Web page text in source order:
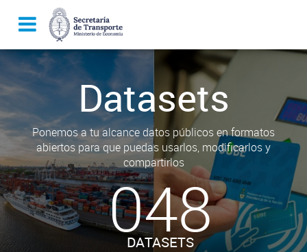
Datasets
Ponemos a tu alcance datos públicos en formatos
abiertos para que puedas usarlos, modificarlos y
compartirlos
048
DATASETS